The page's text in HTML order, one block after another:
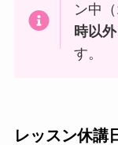
ン中
時以外
す。
レッスン休講